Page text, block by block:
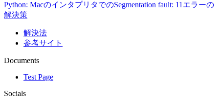
Python: MacのインタプリタでのSegmentation fault: 11エラーの
解決策
解決法
参考サイト
Documents
Test Page
Socials